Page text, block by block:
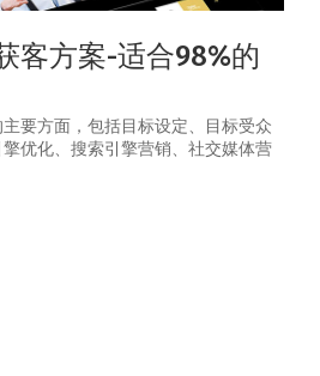
客方案-适合98%的
要方面，包括目标设定、目标受众
优化、搜索引擎营销、社交媒体营